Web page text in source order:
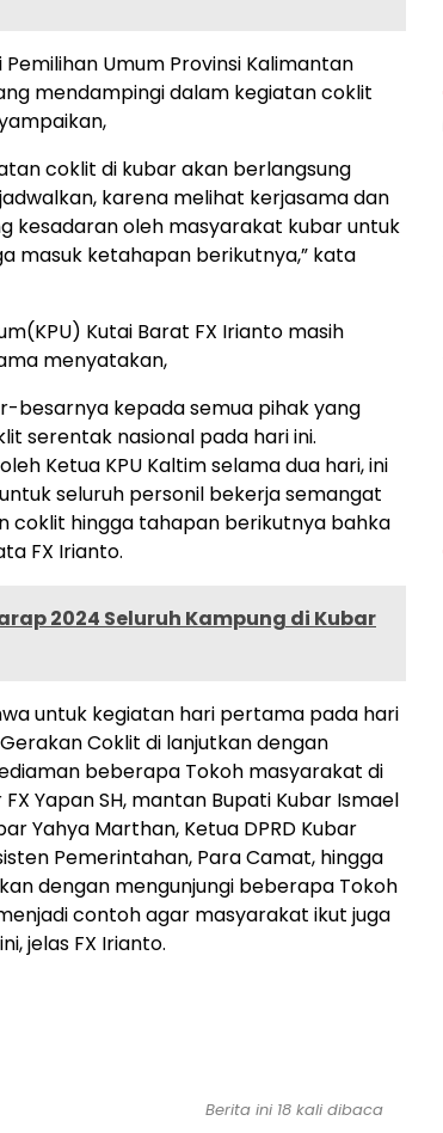
Umum Provinsi Kalimantan
mendampingi dalam kegiatan coklit
coklit di kubar akan berlangsung
karena melihat kerjasama dan
kesadaran oleh masyarakat kubar untuk
masuk ketahapan berikutnya,” kata
Kutai Barat FX Irianto masih
menyatakan,
besarnya kepada semua pihak yang
serentak nasional pada hari ini.
Ketua KPU Kaltim selama dua hari, ini
seluruh personil bekerja semangat
coklit hingga tahapan berikutnya bahka
FX Irianto.
2024 Seluruh Kampung di Kubar
untuk kegiatan hari pertama pada hari
Coklit di lanjutkan dengan
beberapa Tokoh masyarakat di
Yapan SH, mantan Bupati Kubar Ismael
Yahya Marthan, Ketua DPRD Kubar
Pemerintahan, Para Camat, hingga
dengan mengunjungi beberapa Tokoh
contoh agar masyarakat ikut juga
jelas FX Irianto.
Berita ini 18 kali dibaca